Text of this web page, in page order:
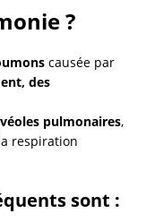
?
causée par
des
pulmonaires,
respiration
sont :